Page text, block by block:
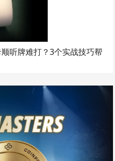
听牌难打？3个实战技巧帮